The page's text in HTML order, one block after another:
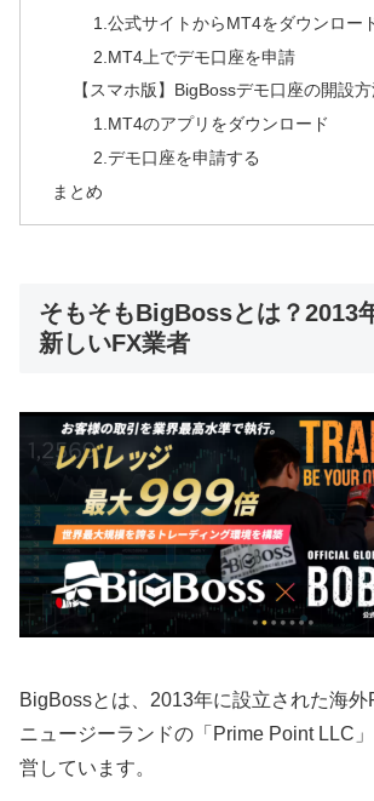
1.公式サイトからMT4をダウンロー
2.MT4上でデモ口座を申請
【スマホ版】BigBossデモ口座の開設
1.MT4のアプリをダウンロード
2.デモ口座を申請する
まとめ
そもそもBigBossとは？2013
新しいFX業者
BigBossとは、2013年に設立された海外
ニュージーランドの「Prime Point LLC
営しています。